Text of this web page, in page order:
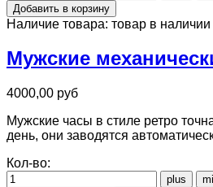
Наличие товара: товар в наличии
Мужские
4000,00 руб
Мужские часы в стиле ретро
день, они заводятся
Кол-во: